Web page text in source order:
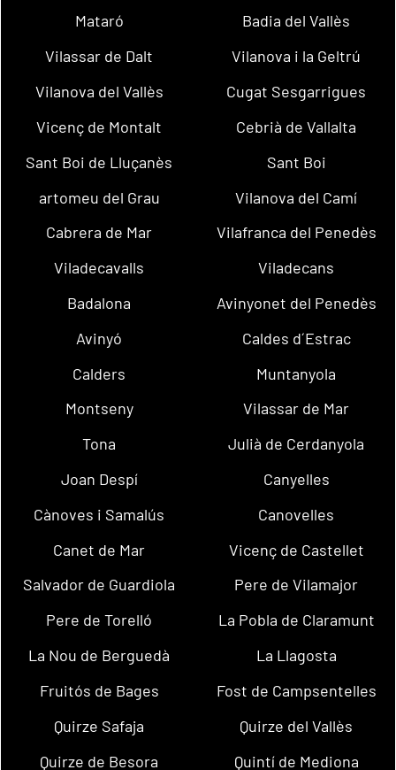
Mataró
Badia del Vallès
Vilassar de Dalt
Vilanova i la Geltrú
Vilanova del Vallès
Cugat Sesgarrigues
Vicenç de Montalt
Cebrià de Vallalta
Sant Boi de Lluçanès
Sant Boi
artomeu del Grau
Vilanova del Camí
Cabrera de Mar
Vilafranca del Penedès
Viladecavalls
Viladecans
Badalona
Avinyonet del Penedès
Avinyó
Caldes d´Estrac
Calders
Muntanyola
Montseny
Vilassar de Mar
Tona
Julià de Cerdanyola
Joan Despí
Canyelles
Cànoves i Samalús
Canovelles
Canet de Mar
Vicenç de Castellet
Salvador de Guardiola
Pere de Vilamajor
Pere de Torelló
La Pobla de Claramunt
La Nou de Berguedà
La Llagosta
Fruitós de Bages
Fost de Campsentelles
Quirze Safaja
Quirze del Vallès
Quirze de Besora
Quintí de Mediona